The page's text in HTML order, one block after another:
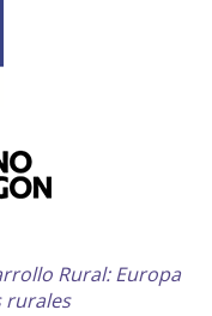
Rural: Europa
rurales